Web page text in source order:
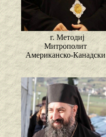
г. Методиј
Митрополит
Американско-Канадски